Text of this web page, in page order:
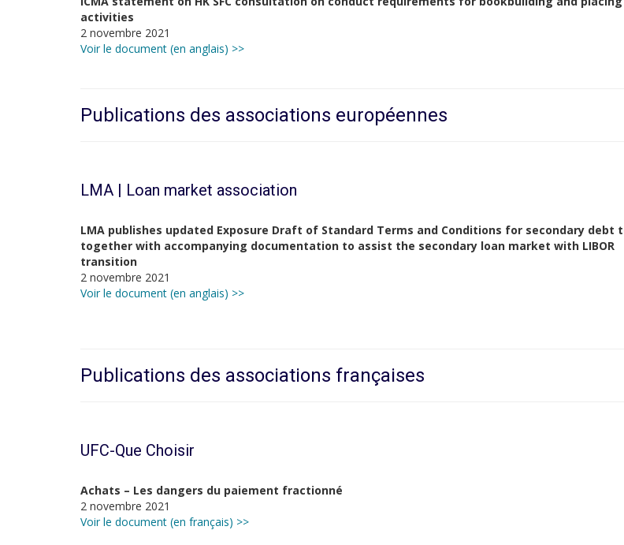
activities
2 novembre 2021
Voir le document (en anglais) >>
Publications des associations européennes
LMA | Loan market association
LMA publishes updated Exposure Draft of Standard Terms and Conditions for secondary debt
together with accompanying documentation to assist the secondary loan market with LIBOR
transition
2 novembre 2021
Voir le document (en anglais) >>
Publications des associations françaises
UFC-Que Choisir
Achats – Les dangers du paiement fractionné
2 novembre 2021
Voir le document (en français) >>